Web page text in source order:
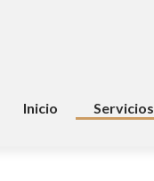
Inicio Servicios